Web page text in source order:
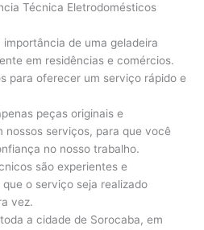
Técnica Eletrodomésticos
importância de uma geladeira
em residências e comércios.
para oferecer um serviço rápido e
peças originais e
nossos serviços, para que você
no nosso trabalho.
são experientes e
o serviço seja realizado
vez.
a cidade de Sorocaba, em